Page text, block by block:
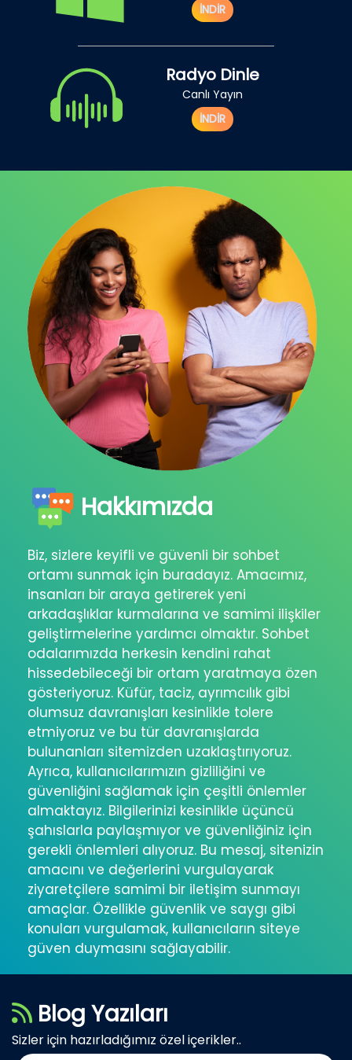
İNDİR
Radyo Dinle
Canlı Yayın
İNDİR
Hakkımızda
Biz, sizlere keyifli ve güvenli bir sohbet
ortamı sunmak için buradayız. Amacımız,
insanları bir araya getirerek yeni
arkadaşlıklar kurmalarına ve samimi ilişkiler
geliştirmelerine yardımcı olmaktır. Sohbet
odalarımızda herkesin kendini rahat
hissedebileceği bir ortam yaratmaya özen
gösteriyoruz. Küfür, taciz, ayrımcılık gibi
olumsuz davranışları kesinlikle tolere
etmiyoruz ve bu tür davranışlarda
bulunanları sitemizden uzaklaştırıyoruz.
Ayrıca, kullanıcılarımızın gizliliğini ve
güvenliğini sağlamak için çeşitli önlemler
almaktayız. Bilgilerinizi kesinlikle üçüncü
şahıslarla paylaşmıyor ve güvenliğiniz için
gerekli önlemleri alıyoruz. Bu mesaj, sitenizin
amacını ve değerlerini vurgulayarak
ziyaretçilere samimi bir iletişim sunmayı
amaçlar. Özellikle güvenlik ve saygı gibi
konuları vurgulamak, kullanıcıların siteye
güven duymasını sağlayabilir.
Blog Yazıları
Sizler için hazırladığımız özel içerikler..